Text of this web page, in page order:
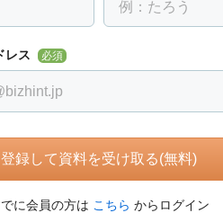
レス 必須
登録して資料を受け取る(無料)
に会員の方は こちら からログイン